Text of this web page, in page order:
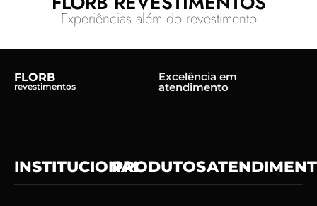
Experiências além do revestimento
FLORB
revestimentos
Excelência em
atendimento
INSTITUCIONALPRODUTOS